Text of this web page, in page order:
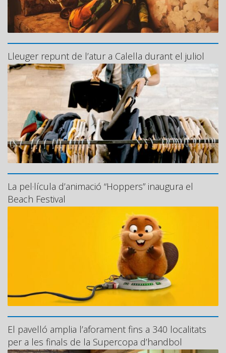
Lleuger repunt de l’atur a Calella durant el juliol
La pel·lícula d’animació “Hoppers” inaugura el
Beach Festival
El pavelló amplia l’aforament fins a 340 localitats
per a les finals de la Supercopa d’handbol